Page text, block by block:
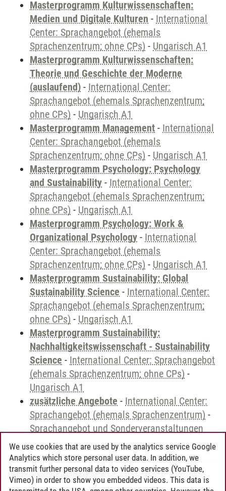
Masterprogramm Kulturwissenschaften:
Medien und Digitale Kulturen - International
Center: Sprachangebot (ehemals
Sprachenzentrum; ohne CPs) - Ungarisch A1
Masterprogramm Kulturwissenschaften:
Theorie und Geschichte der Moderne
(auslaufend) - International Center:
Sprachangebot (ehemals Sprachenzentrum;
ohne CPs) - Ungarisch A1
Masterprogramm Management - International
Center: Sprachangebot (ehemals
Sprachenzentrum; ohne CPs) - Ungarisch A1
Masterprogramm Psychology: Psychology
and Sustainability - International Center:
Sprachangebot (ehemals Sprachenzentrum;
ohne CPs) - Ungarisch A1
Masterprogramm Psychology: Work &
Organizational Psychology - International
Center: Sprachangebot (ehemals
Sprachenzentrum; ohne CPs) - Ungarisch A1
Masterprogramm Sustainability: Global
Sustainability Science - International Center:
Sprachangebot (ehemals Sprachenzentrum;
ohne CPs) - Ungarisch A1
Masterprogramm Sustainability:
Nachhaltigkeitswissenschaft - Sustainability
Science - International Center: Sprachangebot
(ehemals Sprachenzentrum; ohne CPs) -
Ungarisch A1
zusätzliche Angebote - International Center:
Sprachangebot (ehemals Sprachenzentrum) -
Sprachangebot und Sonderveranstaltungen
Andreea Tribel 30.06.2024
We use cookies that are used by the analytics service Google
Analytics which store personal user data. In addition, we
transmit further personal data to video services (YouTube,
Vimeo) in order to show you embedded videos. This data is